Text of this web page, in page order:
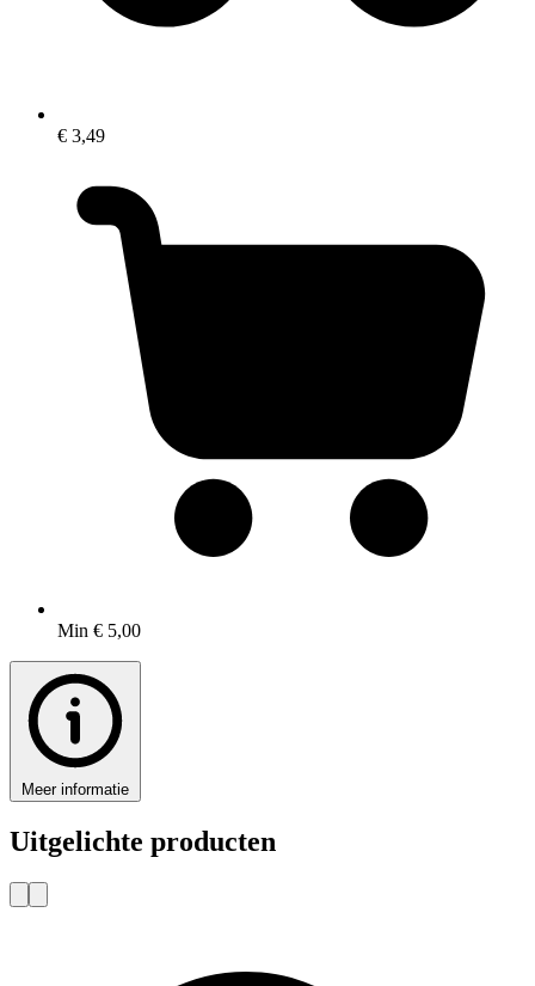
€ 3,49
Min € 5,00
Meer informatie
Uitgelichte producten